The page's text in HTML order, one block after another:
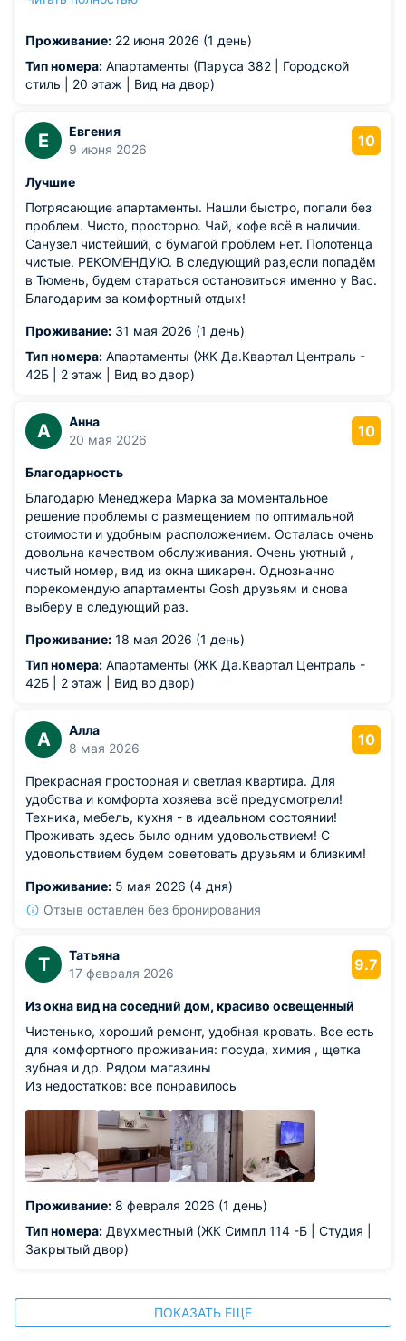
парковочные места заняты. Искали долго парковку
Проживание: 22 июня 2026 (1 день)
Тип номера: Апартаменты (Паруса 382 | Городской
стиль | 20 этаж | Вид на двор)
Е
Евгения
9 июня 2026
10
Лучшие
Потрясающие апартаменты. Нашли быстро, попали без
проблем. Чисто, просторно. Чай, кофе всё в наличии.
Санузел чистейший, с бумагой проблем нет. Полотенца
чистые. РЕКОМЕНДУЮ. В следующий раз,если попадём
в Тюмень, будем стараться остановиться именно у Вас.
Благодарим за комфортный отдых!
Проживание: 31 мая 2026 (1 день)
Тип номера: Апартаменты (ЖК Да.Квартал Централь -
42Б | 2 этаж | Вид во двор)
А
Анна
20 мая 2026
10
Благодарность
Благодарю Менеджера Марка за моментальное
решение проблемы с размещением по оптимальной
стоимости и удобным расположением. Осталась очень
довольна качеством обслуживания. Очень уютный ,
чистый номер, вид из окна шикарен. Однозначно
порекомендую апартаменты Gosh друзьям и снова
выберу в следующий раз.
Проживание: 18 мая 2026 (1 день)
Тип номера: Апартаменты (ЖК Да.Квартал Централь -
42Б | 2 этаж | Вид во двор)
А
Алла
8 мая 2026
10
Прекрасная просторная и светлая квартира. Для
удобства и комфорта хозяева всё предусмотрели!
Техника, мебель, кухня - в идеальном состоянии!
Проживать здесь было одним удовольствием! С
удовольствием будем советовать друзьям и близким!
Проживание: 5 мая 2026 (4 дня)
Отзыв оставлен без бронирования
Т
Татьяна
17 февраля 2026
9.7
Из окна вид на соседний дом, красиво освещенный
Чистенько, хороший ремонт, удобная кровать. Все есть
для комфортного проживания: посуда, химия , щетка
зубная и др. Рядом магазины
Из недостатков: все понравилось
Проживание: 8 февраля 2026 (1 день)
Тип номера: Двухместный (ЖК Симпл 114 -Б | Студия |
Закрытый двор)
ПОКАЗАТЬ ЕЩЕ